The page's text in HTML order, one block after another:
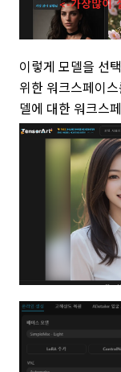
이렇게 모델을 선
위한 워크스페이
델에 대한 워크스